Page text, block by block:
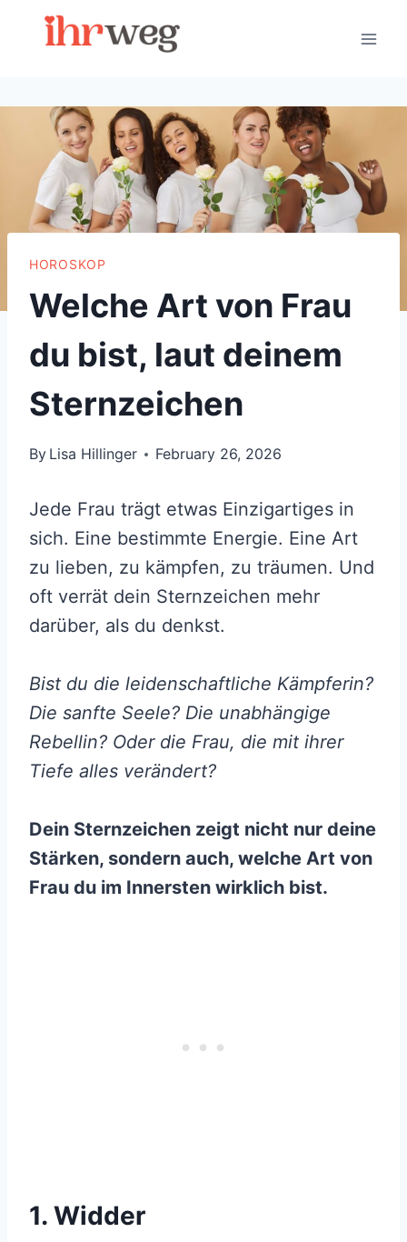
HOROSKOP
Welche Art von Frau
du bist, laut deinem
Sternzeichen
By Lisa Hillinger February 26, 2026
Jede Frau trägt etwas Einzigartiges in
sich. Eine bestimmte Energie. Eine Art
zu lieben, zu kämpfen, zu träumen. Und
oft verrät dein Sternzeichen mehr
darüber, als du denkst.
Bist du die leidenschaftliche Kämpferin?
Die sanfte Seele? Die unabhängige
Rebellin? Oder die Frau, die mit ihrer
Tiefe alles verändert?
Dein Sternzeichen zeigt nicht nur deine
Stärken, sondern auch, welche Art von
Frau du im Innersten wirklich bist.
1. Widder